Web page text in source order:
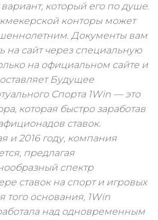
который его по душе.
конторы может
Документы вам
на сайт через специальную
на официальном сайте и
Будущее
Спорта 1Win — это
которая быстро заработав
ставок.
и 2016 году, компания
предлагая
спектр
ставок на спорт и игровых
того основания, 1Win
над одновременным